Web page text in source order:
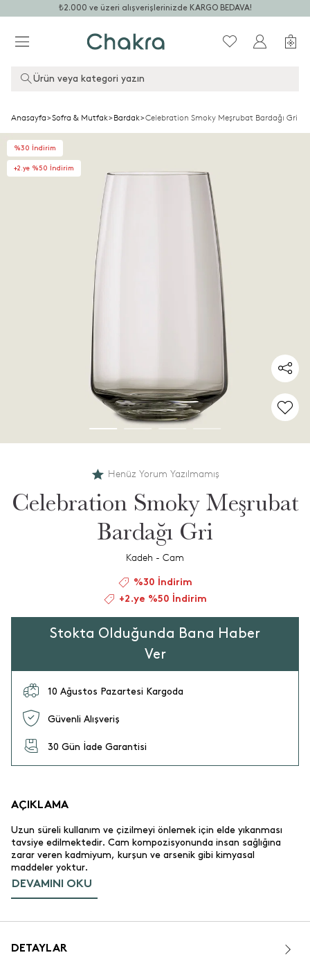
₺2.000 ve üzeri alışverişlerinizde KARGO BEDAVA!
Ürün veya kategori yazın
Anasayfa>Sofra & Mutfak>Bardak>Celebration Smoky Meşrubat Bardağı Gri
%30 İndirim
+2.ye %50 İndirim
Henüz Yorum Yazılmamış
Celebration Smoky Meşrubat
Bardağı Gri
Kadeh - Cam
%30 İndirim
+2.ye %50 İndirim
Stokta Olduğunda Bana Haber
Ver
10 Ağustos Pazartesi Kargoda
Güvenli Alışveriş
30 Gün İade Garantisi
AÇIKLAMA
Uzun süreli kullanım ve çizilmeyi önlemek için elde yıkanması
tavsiye edilmektedir. Cam kompozisyonunda insan sağlığına
zarar veren kadmiyum, kurşun ve arsenik gibi kimyasal
maddeler yoktur.
DEVAMINI OKU
DETAYLAR